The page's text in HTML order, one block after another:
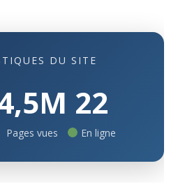
DU SITE
Pages vues
22
En ligne